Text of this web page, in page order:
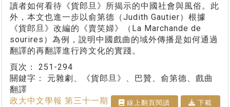
讀者如何看待《貨郎旦》所揭示的中國社會與風俗。此
外，本文也進一步以俞第德（Judith Gautier）根據
《貨郎旦》改編的《賣笑婦》（La Marchande de
sourires）為例，說明中國戲曲的域外傳播是如何通過
翻譯的再翻譯進行跨文化的實踐。
頁次： 251-294
關鍵字： 元雜劇、《貨郎旦》、巴贊、俞第德、戲曲
翻譯
政大中文學報 第三十一期
線上翻⾴閱讀 下載